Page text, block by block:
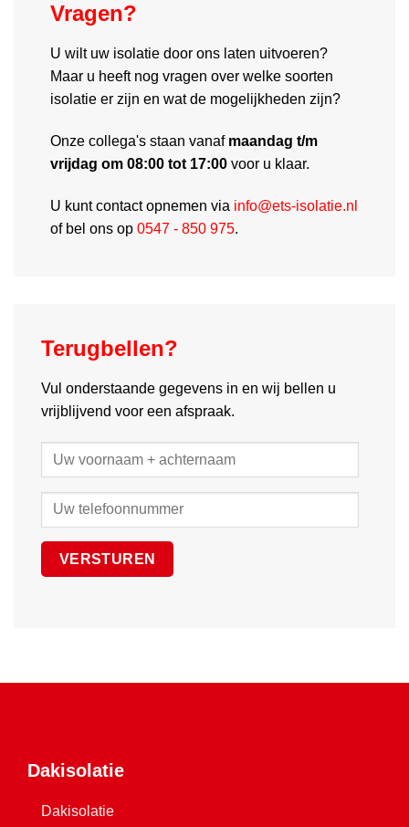
Vragen?
U wilt uw isolatie door ons laten uitvoeren?
Maar u heeft nog vragen over welke soorten
isolatie er zijn en wat de mogelijkheden zijn?
Onze collega's staan vanaf maandag t/m
vrijdag om 08:00 tot 17:00 voor u klaar.
U kunt contact opnemen via info@ets-isolatie.nl
of bel ons op 0547 - 850 975.
Terugbellen?
Vul onderstaande gegevens in en wij bellen u
vrijblijvend voor een afspraak.
Dakisolatie
Dakisolatie